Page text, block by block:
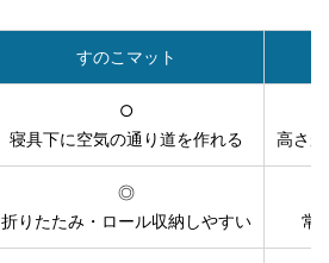
すのこマット
○
寝具下に空気の通り道を作れる
高さ
◎
折りたたみ・ロール収納しやすい
常